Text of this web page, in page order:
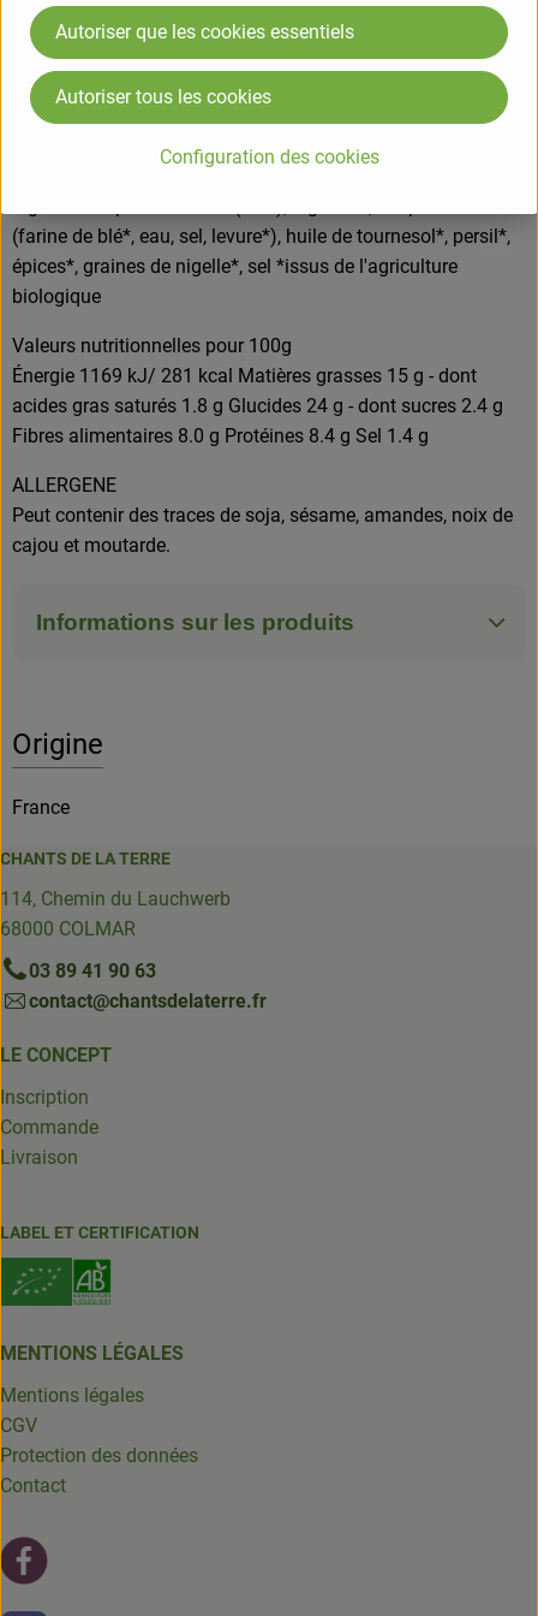
une friteuse sans huile à 180-190 °C pendant environ 5 à 7
minutes. Adapté pour le grill et le micro-ondes avec fonction
grill. Refermer hermétiquement après ouverture et
consommer dans les meilleurs délais.
(farine de blé*, eau, sel, levure*), huile de tournesol*, persil*,
épices*, graines de nigelle*, sel *issus de l'agriculture
biologique
Valeurs nutritionnelles pour 100g
Énergie 1169 kJ/ 281 kcal Matières grasses 15 g - dont
acides gras saturés 1.8 g Glucides 24 g - dont sucres 2.4 g
Fibres alimentaires 8.0 g Protéines 8.4 g Sel 1.4 g
ALLERGENE
Peut contenir des traces de soja, sésame, amandes, noix de
cajou et moutarde.
Informations sur les produits
Origine
France
CHANTS DE LA TERRE
114, Chemin du Lauchwerb
68000 COLMAR
03 89 41 90 63
contact@chantsdelaterre.fr
LE CONCEPT
Inscription
Commande
Livraison
LABEL ET CERTIFICATION
MENTIONS LÉGALES
Mentions légales
CGV
Protection des données
Contact
Configuration des cookies
Autoriser que les cookies essentiels
Autoriser tous les cookies